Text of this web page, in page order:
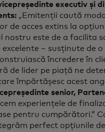
executiv și
„Emitenții caută
de acces extins la
nostru este de a facilita
excelente – susținute de
încredere în
de lider pe piață ne
împărtășesc acest
senior,
experiențele de
pentru cumpărători.”
perfect opțiunile